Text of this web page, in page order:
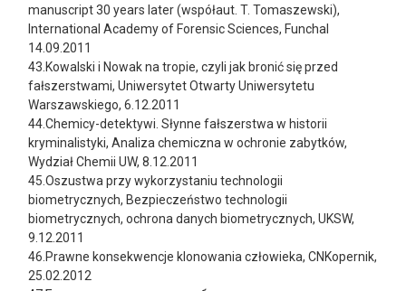
manuscript 30 years later (współaut. T. Tomaszewski),
International Academy of Forensic Sciences, Funchal
14.09.2011
43.Kowalski i Nowak na tropie, czyli jak bronić się przed
fałszerstwami, Uniwersytet Otwarty Uniwersytetu
Warszawskiego, 6.12.2011
44.Chemicy-detektywi. Słynne fałszerstwa w historii
kryminalistyki, Analiza chemiczna w ochronie zabytków,
Wydział Chemii UW, 8.12.2011
45.Oszustwa przy wykorzystaniu technologii
biometrycznych, Bezpieczeństwo technologii
biometrycznych, ochrona danych biometrycznych, UKSW,
9.12.2011
46.Prawne konsekwencje klonowania człowieka, CNKopernik,
25.02.2012